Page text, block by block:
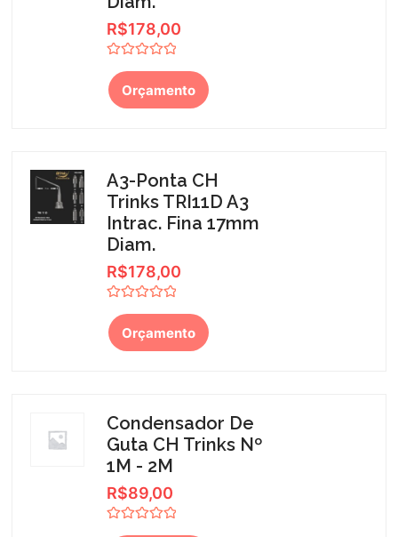
R$178,00
0
de
5
Orçamento
A3-Ponta CH
Trinks TRI11D A3
Intrac. Fina 17mm
Diam.
R$178,00
0
de
5
Orçamento
Condensador De
Guta CH Trinks Nº
1M - 2M
R$89,00